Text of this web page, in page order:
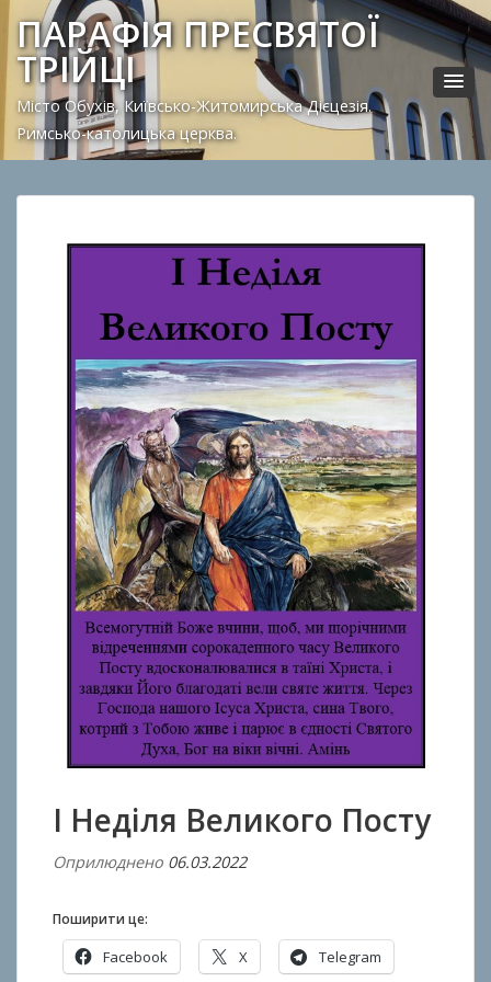
ПАРАФІЯ ПРЕСВЯТОЇ
ТРІЙЦІ
Місто Обухів, Київсько-Житомирська Дієцезія.
Римсько-католицька церква.
І Неділя Великого Посту
Оприлюднено 06.03.2022В
A
n
Поширити це:
Facebook X Telegram